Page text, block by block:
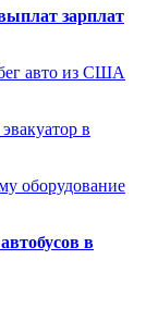
зарплат
авто из США
в
оборудование
в